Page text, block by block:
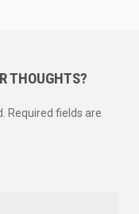
THOUGHTS?
Required fields are